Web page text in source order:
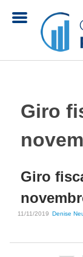
v
a
Giro
Giro
11/11/2019 Denise